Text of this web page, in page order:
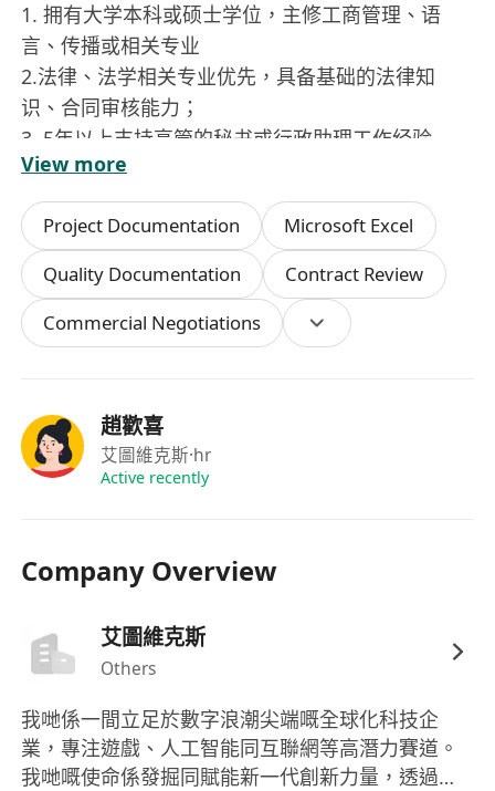
1. 拥有大学本科或硕士学位，主修工商管理、语
言、传播或相关专业
2.法律、法学相关专业优先，具备基础的法律知
识、合同审核能力；
3. 5年以上支持高管的秘书或行政助理工作经验
4曾在世界500强公司工作者优先考虑
5.优秀的中英文书写与口语表达能力（粤语和/或普
通话）
6.掌握第三种语言将被视为加分项
7.注重细节，具备出色的时间管理与多任务处理能
力
8. 熟练使用办公软件，如 MS Office（Word、
他商务工具
9.具备良好的人际沟通技巧与职业素养
10.工作主动，能独立处理事务并预判高管需求
View more
Project Documentation
Microsoft Excel
Quality Documentation
Contract Review
Commercial Negotiations
趙歡喜
艾圖維克斯·hr
Active recently
Company Overview
艾圖維克斯
Others
我哋係一間立足於數字浪潮尖端嘅全球化科技企
業，專注遊戲、人工智能同互聯網等高潛力賽道。
我哋嘅使命係發掘同賦能新一代創新力量，透過資